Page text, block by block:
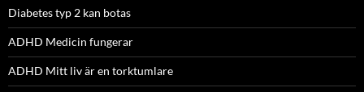
Diabetes typ 2 kan botas
ADHD Medicin fungerar
ADHD Mitt liv är en torktumlare